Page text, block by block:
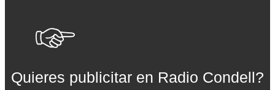
Quieres publicitar en Radio Condell?